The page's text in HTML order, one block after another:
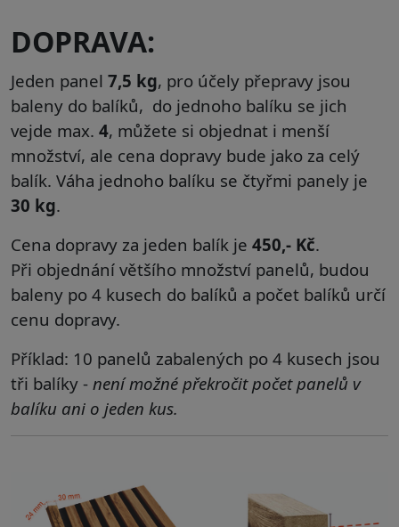
DOPRAVA:
Jeden panel 7,5 kg, pro účely přepravy jsou
baleny do balíků, do jednoho balíku se jich
vejde max. 4, můžete si objednat i menší
množství, ale cena dopravy bude jako za celý
balík. Váha jednoho balíku se čtyřmi panely je
30 kg.
Cena dopravy za jeden balík je 450,- Kč.
Při objednání většího množství panelů, budou
baleny po 4 kusech do balíků a počet balíků určí
cenu dopravy.
Příklad: 10 panelů zabalených po 4 kusech jsou
tři balíky - není možné překročit počet panelů v
balíku ani o jeden kus.